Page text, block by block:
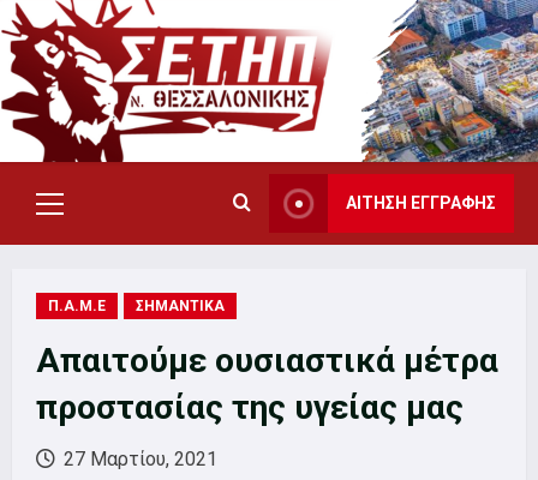
Skip
to
content
Primary
Menu
ΑΙΤΗΣΗ ΕΓΓΡΑΦΗΣ
Π.Α.Μ.Ε ΣΗΜΑΝΤΙΚΑ
Απαιτούμε ουσιαστικά μέτρα
προστασίας της υγείας μας
27 Μαρτίου, 2021